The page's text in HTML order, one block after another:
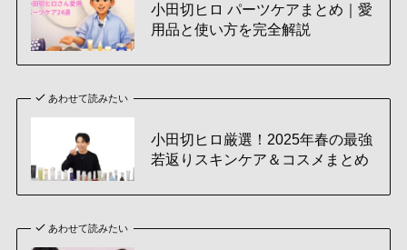
小田切ヒロ パーツケアまとめ｜愛
用品と使い方を完全解説
あわせて読みたい
小田切ヒロ厳選！2025年春の最強
若返りスキンケア＆コスメまとめ
あわせて読みたい